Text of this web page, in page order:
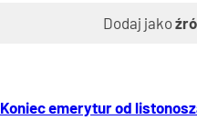
Dodaj jako
Koniec emerytur od